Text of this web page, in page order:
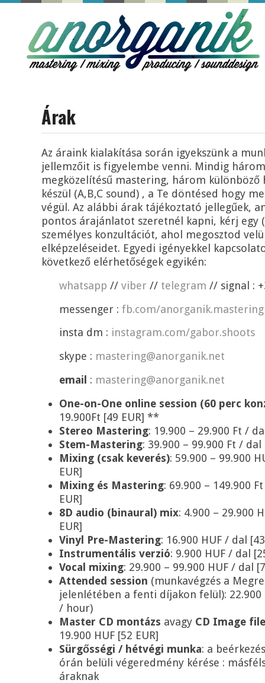
Árak
Az áraink kialakítása során igyekszünk a
jellemzőit is figyelembe venni. Mindig
megközelítésű mastering, három különböző
készül (A,B,C sound) , a Te döntésed hogy
végül. Az alábbi árak tájékoztató jellegűek,
pontos árajánlatot szeretnél kapni, kérj egy
személyes konzultációt, ahol megosztod
elképzeléseidet. Egyedi igényekkel
következő elérhetőségek egyikén:
whatsapp // viber // telegram // signal :
messenger : fb.com/anorganik.mastering
insta dm : instagram.com/gabor.shoots
skype : mastering@anorganik.net
email : mastering@anorganik.net
One-on-One online session (60 perc
19.900Ft [49 EUR] **
Stereo Mastering: 19.900 – 29.900 Ft /
Stem-Mastering: 39.900 – 99.900 Ft / dal
Mixing (csak keverés): 59.900 – 99.900
EUR]
Mixing és Mastering: 69.900 – 149.900
EUR]
8D audio (binaural) mix: 4.900 – 29.900
EUR]
Vinyl Pre-Mastering: 16.900 HUF / dal
Instrumentális verzió: 9.900 HUF / dal
Vocal mixing: 29.900 – 99.900 HUF / dal
Attended session (munkavégzés a
jelenlétében a fenti díjakon felül): 22.900
/ hour)
Master CD montázs avagy CD Image file
19.900 HUF [52 EUR]
Sürgősségi / hétvégi munka: a
órán belüli végeredmény kérése :
áraknak